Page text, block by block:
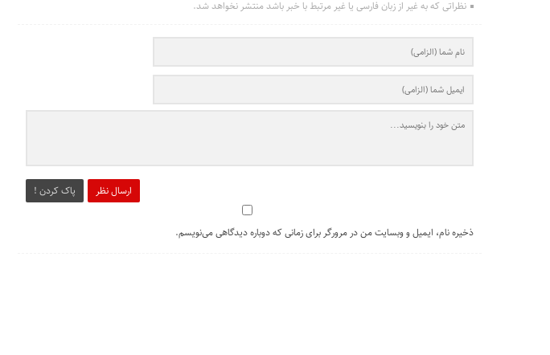
نظراتی که به غیر از زبان فارسی یا غیر مرتبط با خبر باشد منتشر نخواهد شد.
ارسال نظر پاک کردن !
ذخیره نام، ایمیل و وبسایت من در مرورگر برای زمانی که دوباره دیدگاهی می‌نویسم.